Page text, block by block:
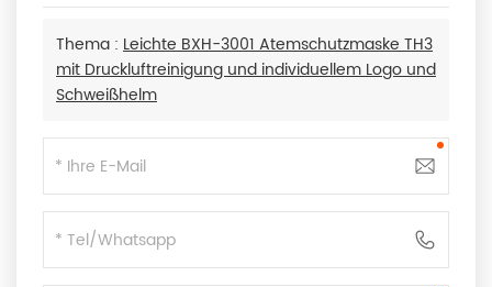
Thema : Leichte BXH-3001 Atemschutzmaske TH3
mit Druckluftreinigung und individuellem Logo und
Schweißhelm